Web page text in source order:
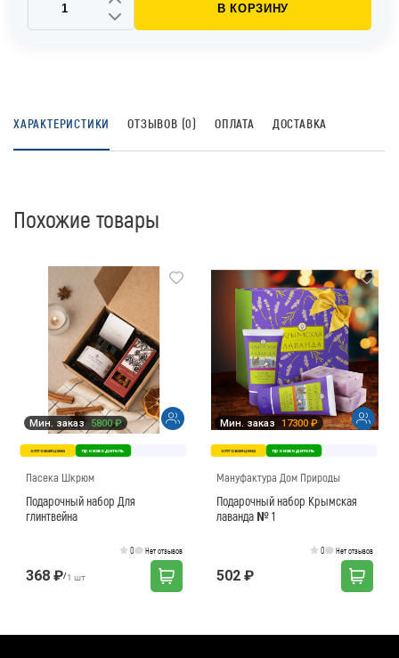
В КОРЗИНУ
ХАРАКТЕРИСТИКИ ОТЗЫВОВ (0) ОПЛАТА ДОСТАВКА
Похожие товары
Мин. заказ 5800 ₽
оптовая цена производитель
Пасека Шкрюм
Подарочный набор Для
глинтвейна
0 Нет отзывов
368 ₽/1 шт
Мин. заказ 17300 ₽
оптовая цена производитель
Мануфактура Дом Природы
Подарочный набор Крымская
лаванда № 1
0 Нет отзывов
502 ₽